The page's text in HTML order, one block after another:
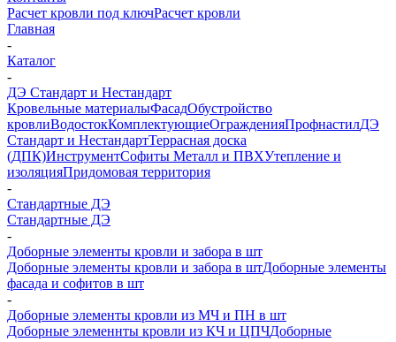
Расчет кровли под ключРасчет кровли
Главная
-
Каталог
-
ДЭ Стандарт и Нестандарт
Кровельные материалыФасадОбустройство
кровлиВодостокКомплектующиеОгражденияПрофнастилДЭ
Стандарт и НестандартТеррасная доска
(ДПК)ИнструментСофиты Металл и ПВХУтепление и
изоляцияПридомовая территория
-
Стандартные ДЭ
Стандартные ДЭ
-
Доборные элементы кровли и забора в шт
Доборные элементы кровли и забора в штДоборные элементы
фасада и софитов в шт
-
Доборные элементы кровли из МЧ и ПН в шт
Доборные элеменнты кровли из КЧ и ЦПЧДоборные